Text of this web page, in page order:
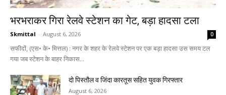
भरभराकर गिरा रेलवे स्टेशन का गेट, बड़ा हादसा टला
Skmittal - August 6, 2026 0
सफीदों, (एस• के• मित्तल) : नगर के शहर के रेलवे स्टेशन पर एक बड़ा हादसा उस समय टल
गया जब स्टेशन के बाहर निकास...
दो पिस्तौल व जिंदा कारतूस सहित युवक गिरफ्तार
August 6, 2026